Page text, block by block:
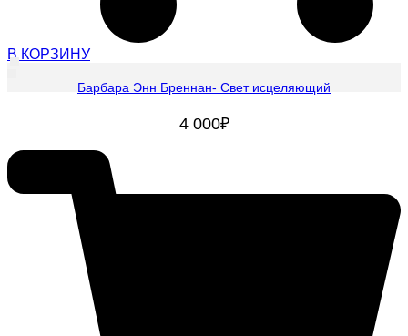
В КОРЗИНУ
Барбара Энн Бреннан- Свет исцеляющий
4 000₽